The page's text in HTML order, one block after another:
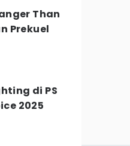
Than
Prekuel
di PS
2025